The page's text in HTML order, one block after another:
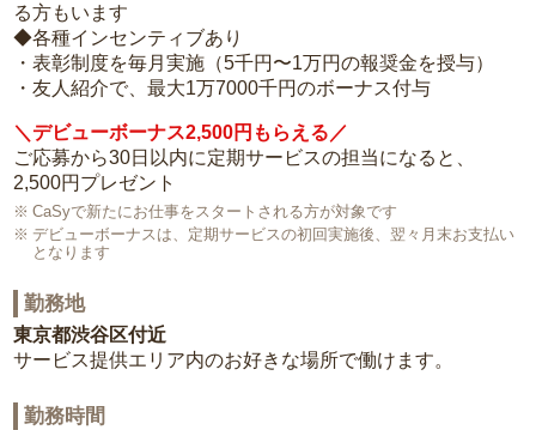
る方もいます
◆各種インセンティブあり
・表彰制度を毎月実施（5千円〜1万円の報奨金を授与）
・友人紹介で、最大1万7000千円のボーナス付与
＼デビューボーナス2,500円もらえる／
ご応募から30日以内に定期サービスの担当になると、
2,500円プレゼント
CaSyで新たにお仕事をスタートされる方が対象です
デビューボーナスは、定期サービスの初回実施後、翌々月末お支払い
となります
勤務地
東京都渋谷区付近
サービス提供エリア内のお好きな場所で働けます。
勤務時間